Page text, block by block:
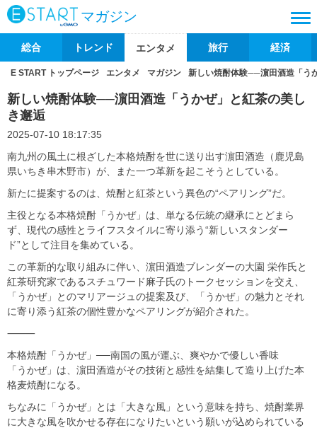
マガジン
総合 トレンド エンタメ 旅行 経済
E START トップページ エンタメ マガジン 新しい焼酎体験──濵田酒造「う
新しい焼酎体験──濵田酒造「うかぜ」と紅茶の美し
き邂逅
2025-07-10 18:17:35
南九州の風土に根ざした本格焼酎を世に送り出す濵田酒造（鹿児島
県いちき串木野市）が、また一つ革新を起こそうとしている。
新たに提案するのは、焼酎と紅茶という異色の“ペアリング”だ。
主役となる本格焼酎「うかぜ」は、単なる伝統の継承にとどまら
ず、現代の感性とライフスタイルに寄り添う“新しいスタンダー
ド”として注目を集めている。
この革新的な取り組みに伴い、濵田酒造ブレンダーの大園 栄作氏と
紅茶研究家であるスチュワード麻子氏のトークセッションを交え、
「うかぜ」とのマリアージュの提案及び、「うかぜ」の魅力とそれ
に寄り添う紅茶の個性豊かなペアリングが紹介された。
⸻
本格焼酎「うかぜ」──南国の風が運ぶ、爽やかで優しい香味
「うかぜ」は、濵田酒造がその技術と感性を結集して造り上げた本
格麦焼酎になる。
ちなみに「うかぜ」とは「大きな風」という意味を持ち、焼酎業界
に大きな風を吹かせる存在になりたいという願いが込められている